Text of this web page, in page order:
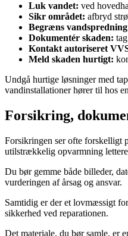
Luk vandet: ved
Sikr området: afbryd
Begræns
Dokumentér skaden:
Kontakt autoriseret
Meld skaden hurtigt:
Undgå hurtige løsninger med
vandinstallationer hører til hos en
Forsikring,
Forsikringen ser ofte forskelligt
utilstrækkelig opvarmning
Du bør gemme både billeder,
vurderingen af årsag og ansvar.
Samtidig er der et lovmæssigt
sikkerhed ved reparationen.
Det materiale, du bør samle, er